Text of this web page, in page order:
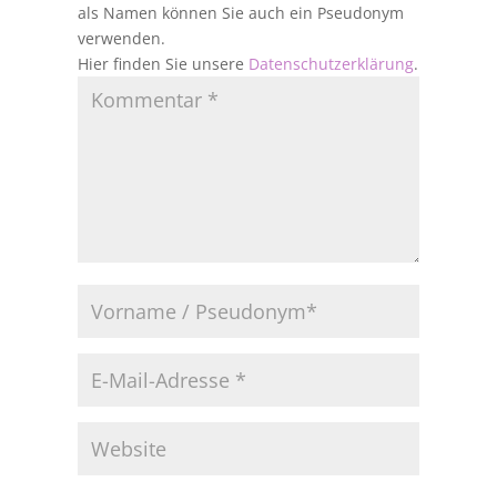
als Namen können Sie auch ein Pseudonym
verwenden.
Hier finden Sie unsere Datenschutzerklärung.